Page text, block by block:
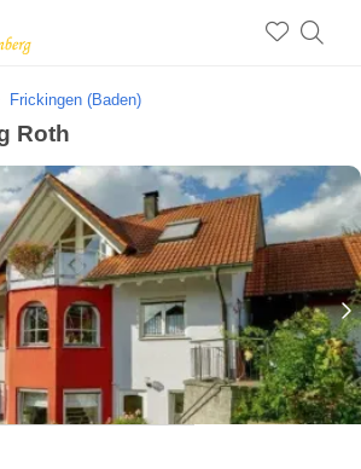
Frickingen (Baden)
Roth